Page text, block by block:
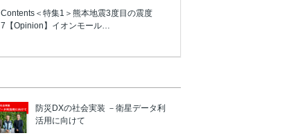
Contents＜特集1＞熊本地震3度目の震度
7【Opinion】イオンモール…
防災DXの社会実装 －衛星データ利
活用に向けて